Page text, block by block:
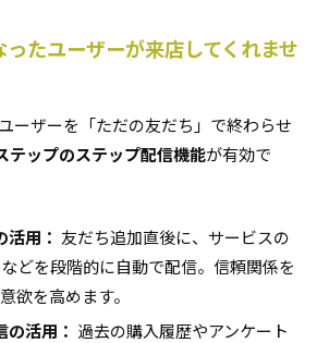
ったユーザーが来店してくれませ
ーザーを「ただの友だち」で終わらせ
テップのステップ配信機能が有効で
用： 友だち追加直後に、サービスの
どを段階的に自動で配信。信頼関係を
欲を高めます。
活用： 過去の購入履歴やアンケート